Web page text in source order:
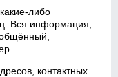
Вся информация,
контактных